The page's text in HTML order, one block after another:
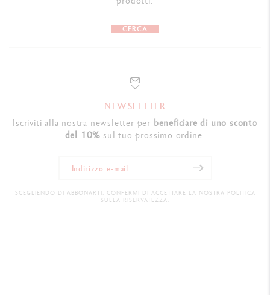
CERCA
NEWSLETTER
Iscriviti alla nostra newsletter per beneficiare di uno sconto
del 10% sul tuo prossimo ordine.
SCEGLIENDO DI ABBONARTI, CONFERMI DI ACCETTARE LA NOSTRA POLITICA
SULLA RISERVATEZZA.